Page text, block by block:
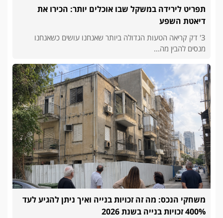
תפריט לירידה במשקל שבו אוכלים יותר: הכירו את
דיאטת השפע
3' דק קריאה הטעות הגדולה ביותר שאנחנו עושים כשאנחנו
מנסים להבין מה...
משחקי הנכס: מה זה זכויות בנייה ואיך ניתן להגיע לעד
400% זכויות בנייה בשנת 2026